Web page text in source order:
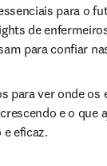
para o
de
para confiar
para ver onde
e o
eficaz.